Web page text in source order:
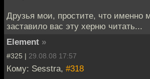
Друзья мои, простите, что именно
заставило вас эту херню читать...
Element »
#325 | 29.08.08 17:57
Кому: Sesstra, #318